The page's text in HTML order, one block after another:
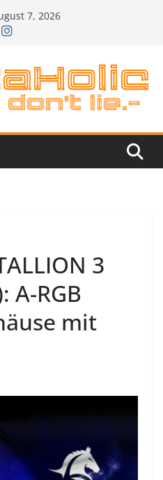
7, 2026
3
A-RGB
mit